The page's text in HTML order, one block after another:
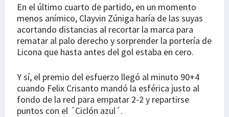
En el último cuarto de partido, en un momento
menos anímico, Clayvin Zúniga haría de las suyas
acortando distancias al recortar la marca para
rematar al palo derecho y sorprender la portería de
Licona que hasta antes del gol estaba en cero.
Y sí, el premio del esfuerzo llegó al minuto 90+4
cuando Felix Crisanto mandó la esférica justo al
fondo de la red para empatar 2-2 y repartirse
puntos con el ´Ciclón azul´.